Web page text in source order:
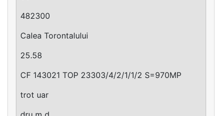
482300
Calea Torontalului
25.58
CF 143021 TOP 23303/4/2/1/1/2 S=970MP
trot uar